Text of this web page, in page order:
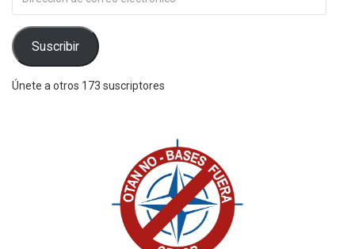
de
electrónico
Suscribir
Únete a otros 173 suscriptores